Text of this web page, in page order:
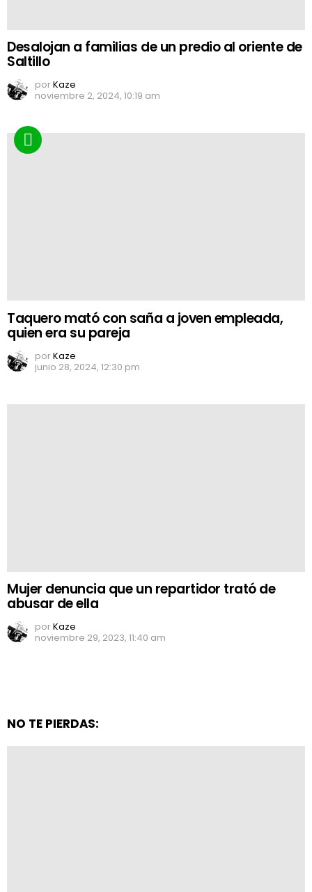
Desalojan a familias de un predio al oriente de
Saltillo
porKaze
noviembre 2, 2024, 10:19 am
Taquero mató con saña a joven empleada,
quien era su pareja
porKaze
junio 28, 2024, 12:30 pm
Mujer denuncia que un repartidor trató de
abusar de ella
porKaze
noviembre 29, 2023, 11:40 am
NO TE PIERDAS: